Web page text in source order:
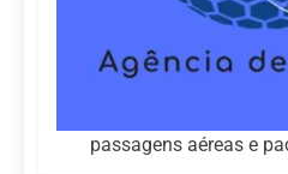
passagens aéreas e